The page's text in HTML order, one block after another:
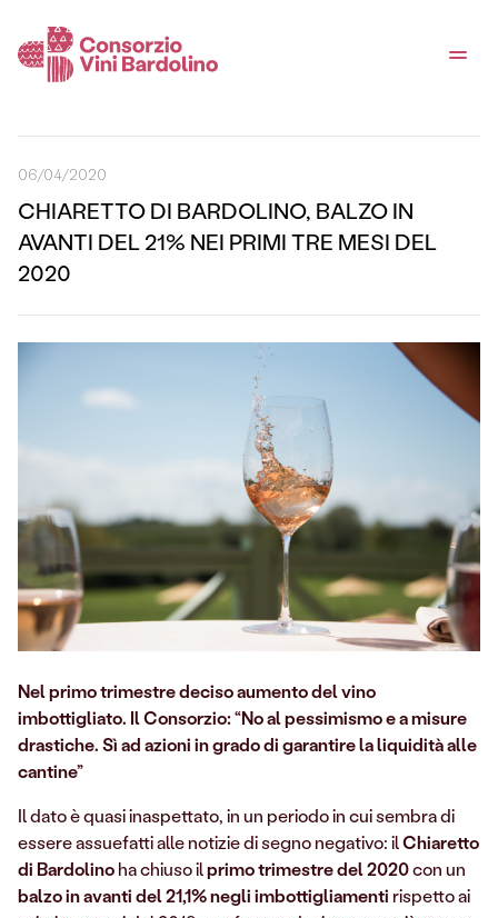
06/04/2020
CHIARETTO DI BARDOLINO, BALZO IN
AVANTI DEL 21% NEI PRIMI TRE MESI DEL
2020
Nel primo trimestre deciso aumento del vino
imbottigliato. Il Consorzio: “No al pessimismo e a misure
drastiche. Sì ad azioni in grado di garantire la liquidità alle
cantine”
Il dato è quasi inaspettato, in un periodo in cui sembra di
essere assuefatti alle notizie di segno negativo: ilChiaretto
di Bardolinoha chiuso ilprimo trimestre del 2020con un
balzo in avanti del 21,1% negli imbottigliamenti rispetto ai